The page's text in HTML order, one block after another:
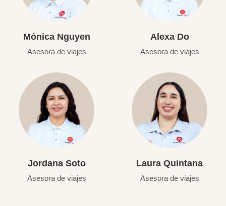
Mónica Nguyen
Asesora de viajes
Alexa Do
Asesora de viajes
Jordana Soto
Asesora de viajes
Laura Quintana
Asesora de viajes